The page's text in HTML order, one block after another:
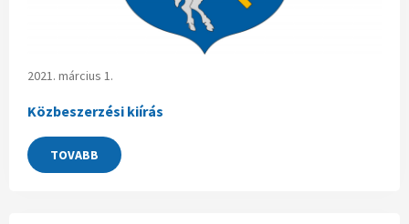
2021. március 1.
Közbeszerzési kiírás
TOVABB